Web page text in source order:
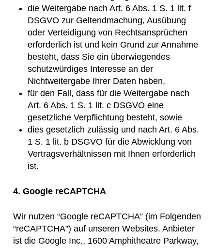
die Weitergabe nach Art. 6 Abs. 1 S. 1 lit. f
DSGVO zur Geltendmachung, Ausübung
oder Verteidigung von Rechtsansprüchen
erforderlich ist und kein Grund zur Annahme
besteht, dass Sie ein überwiegendes
schutzwürdiges Interesse an der
Nichtweitergabe Ihrer Daten haben,
für den Fall, dass für die Weitergabe nach
Art. 6 Abs. 1 S. 1 lit. c DSGVO eine
gesetzliche Verpflichtung besteht, sowie
dies gesetzlich zulässig und nach Art. 6 Abs.
1 S. 1 lit. b DSGVO für die Abwicklung von
Vertragsverhältnissen mit Ihnen erforderlich
ist.
4. Google reCAPTCHA
Wir nutzen “Google reCAPTCHA” (im Folgenden
“reCAPTCHA”) auf unseren Websites. Anbieter
ist die Google Inc., 1600 Amphitheatre Parkway,